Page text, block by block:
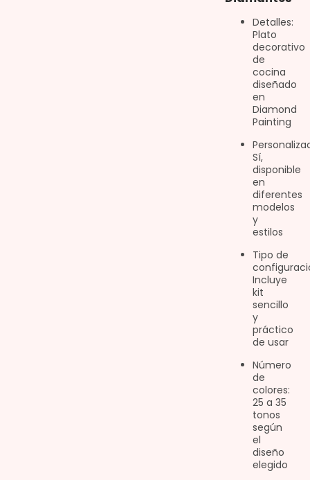
Detalles:
Plato
decorativo
de
cocina
diseñado
en
Diamond
Painting
Sí,
disponible
en
diferentes
modelos
y
estilos
Tipo de
Incluye
kit
sencillo
y
práctico
de usar
Número
de
colores:
25 a 35
tonos
según
el
diseño
elegido